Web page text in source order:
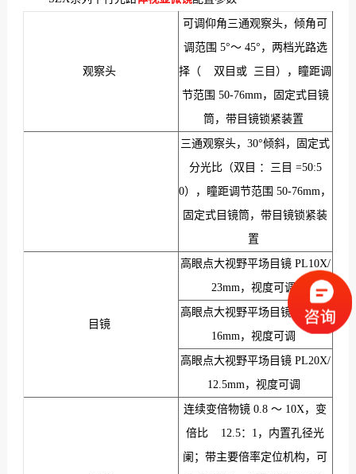
观察头
可调仰角三通观察头，倾角可
调范围 5°～ 45°，两档光路选
择（ 双目或 三目），瞳距调
节范围 50-76mm，固定式目镜
筒，带目镜锁紧装置
三通观察头，30°倾斜，固定式
分光比（双目 ：三目 =50:5
0），瞳距调节范围 50-76mm，
固定式目镜筒，带目镜锁紧装
置
目镜
高眼点大视野平场目镜 PL10X/
23mm，视度可调
高眼点大视野平场目镜 PL15X/
16mm，视度可调
高眼点大视野平场目镜 PL20X/
12.5mm，视度可调
连续变倍物镜 0.8 ～ 10X，变
倍比 12.5：1，内置孔径光
阑；带主要倍率定位机构，可